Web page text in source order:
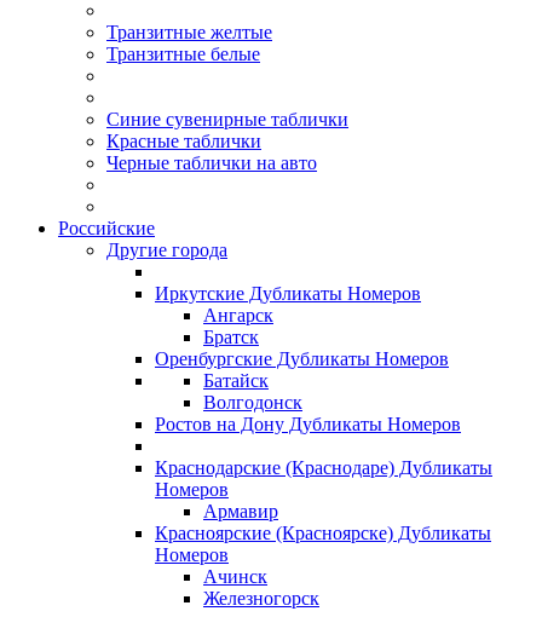
Транзитные желтые
Транзитные белые
Синие сувенирные таблички
Красные таблички
Черные таблички на авто
Российские
Другие города
Иркутские Дубликаты Номеров
Ангарск
Братск
Оренбургские Дубликаты Номеров
Батайск
Волгодонск
Ростов на Дону Дубликаты Номеров
Краснодарские (Краснодаре) Дубликаты
Номеров
Армавир
Красноярские (Красноярске) Дубликаты
Номеров
Ачинск
Железногорск